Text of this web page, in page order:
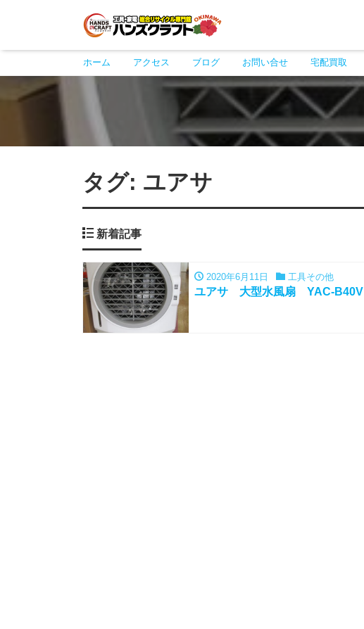
ホーム アクセス ブログ お問い合せ 宅配買取
タグ: ユアサ
新着記事
2020年6月11日 工具その他
ユアサ 大型水風扇 YAC-B40V